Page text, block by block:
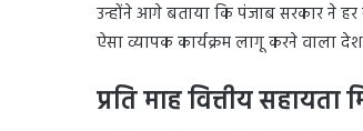
उन्होंने आगे बताया कि पंजाब सरकार ने
ऐसा व्यापक कार्यक्रम लागू करने वाला
प्रति माह वित्तीय सहायता